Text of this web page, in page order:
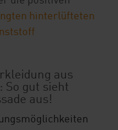
hinterlüfteten
aus
So gut sieht
aus!